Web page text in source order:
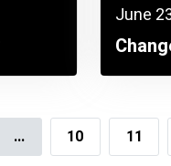
June
... 10 11